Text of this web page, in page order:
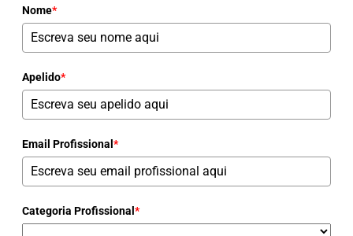
Nome*
Apelido*
Email Profissional *
Categoria Profissional *